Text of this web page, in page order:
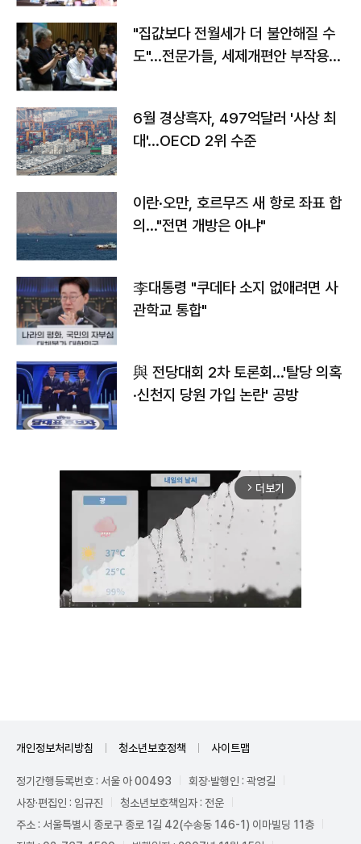
"집값보다 전월세가 더 불안해질 수
도"…전문가들, 세제개편안 부작용
6월 경상흑자, 497억달러 '사상 최
대'…OECD 2위 수준
이란·오만, 호르무즈 새 항로 좌표 합
의…"전면 개방은 아냐"
李대통령 "쿠데타 소지 없애려면 사
관학교 통합"
與 전당대회 2차 토론회…'탈당 의혹
·신천지 당원 가입 논란' 공방
arrow_forward_ios 더보기
개인정보처리방침 청소년보호정책 사이트맵
정기간행등록번호 : 서울 아 00493
회장·발행인 : 곽영길
사장·편집인 : 임규진
청소년보호책임자 : 전운
주소 : 서울특별시 종로구 종로 1길 42(수송동 146-1) 이마빌딩 11층